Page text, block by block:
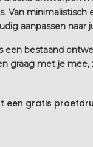
Van minimalistisch
aanpassen naar
een bestaand
graag met je mee,
een gratis